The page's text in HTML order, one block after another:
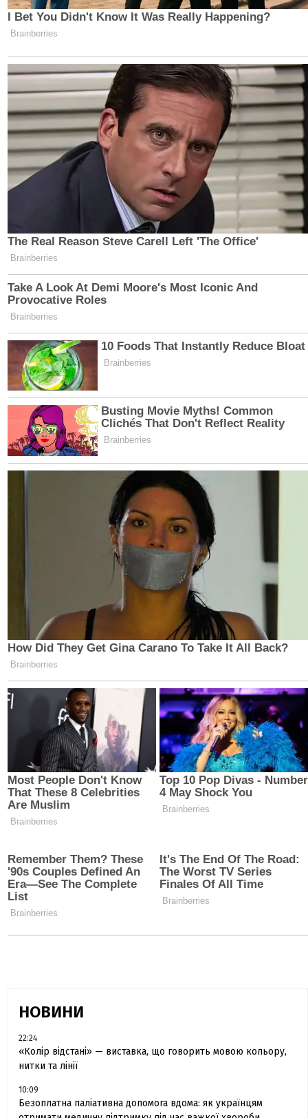
НОВИНИ
22:24
«Колір відстані» — виставка, що говорить мовою кольору,
нитки та лінії
10:09
Безоплатна паліативна допомога вдома: як українцям